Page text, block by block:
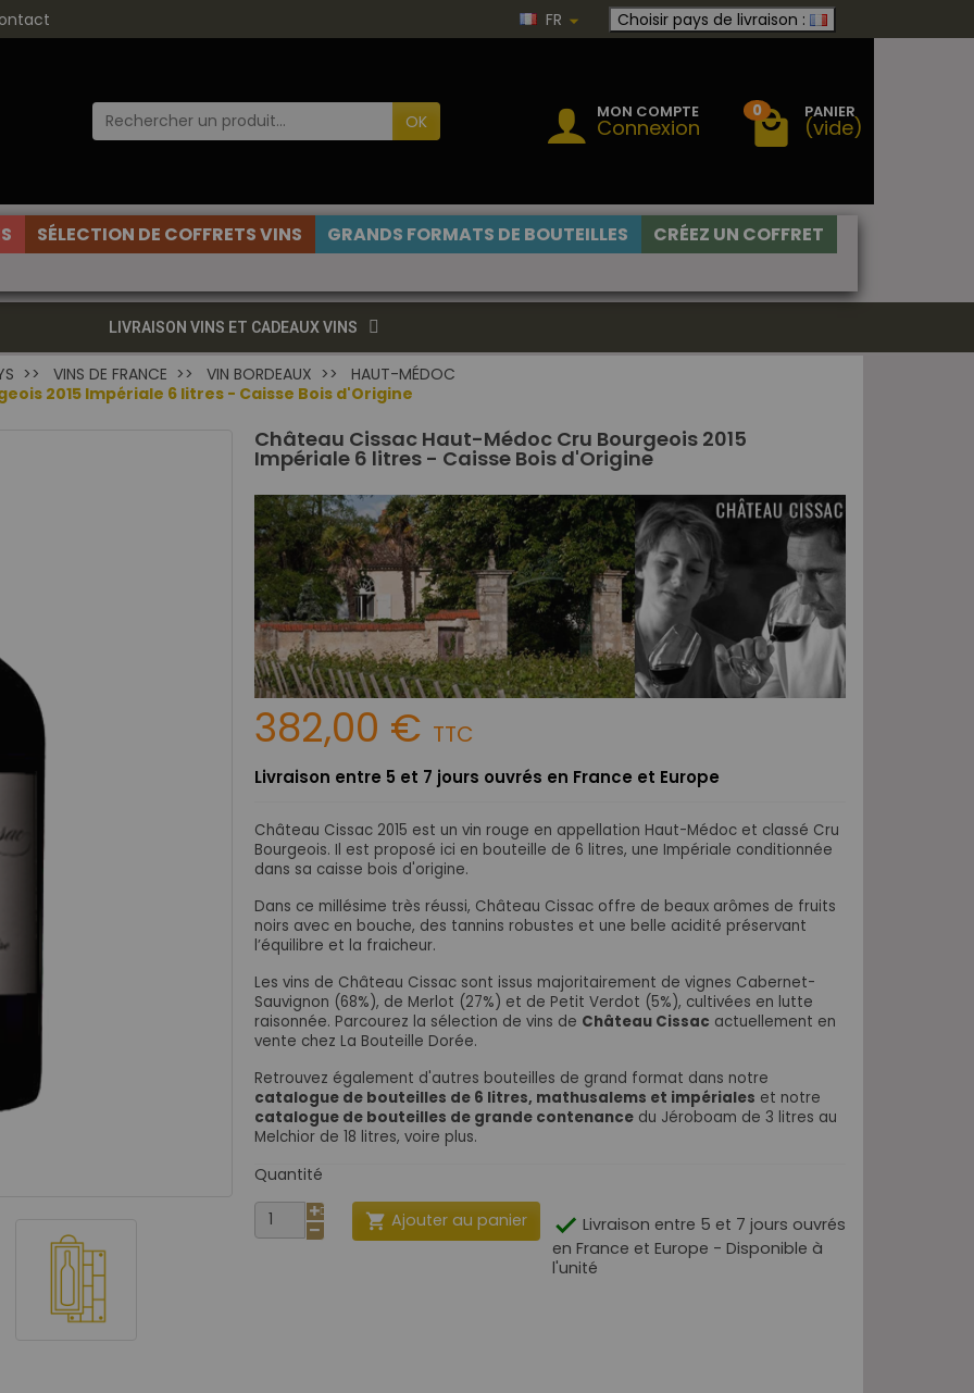
FR Choisir pays de livraison :
OK MON COMPTE
Connexion
0 PANIER
(vide)
SÉLECTION DE COFFRETS VINS GRANDS FORMATS DE BOUTEILLES
CRÉEZ UN COFFRET
LIVRAISON VINS ET CADEAUX VINS
VINS DE FRANCE VIN BORDEAUX
HAUT-MÉDOC
2015 Impériale 6 litres - Caisse Bois d'Origine
Château Cissac Haut-Médoc Cru Bourgeois 2015
Impériale 6 litres - Caisse Bois d'Origine
382,00 € TTC
Livraison entre 5 et 7 jours ouvrés en France et Europe
Château Cissac 2015 est un vin rouge en appellation Haut-Médoc et classé Cru
Bourgeois. Il est proposé ici en bouteille de 6 litres, une Impériale conditionnée
dans sa caisse bois d'origine.
Dans ce millésime très réussi, Château Cissac offre de beaux arômes de fruits
noirs avec en bouche, des tannins robustes et une belle acidité préservant
l’équilibre et la fraicheur.
Les vins de Château Cissac sont issus majoritairement de vignes Cabernet-
Sauvignon (68%), de Merlot (27%) et de Petit Verdot (5%), cultivées en lutte
raisonnée. Parcourez la sélection de vins de Château Cissac actuellement en
vente chez La Bouteille Dorée.
Retrouvez également d'autres bouteilles de grand format dans notre
catalogue de bouteilles de 6 litres, mathusalems et impériales et notre
catalogue de bouteilles de grande contenance du Jéroboam de 3 litres au
Melchior de 18 litres, voire plus.
Quantité
 Ajouter au panier  Livraison entre 5 et 7 jours ouvrés
en France et Europe - Disponible à
l'unité